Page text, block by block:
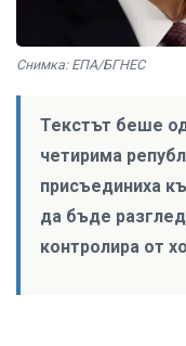
Снимка: ЕПА/БГНЕС
Текстът беше
четирима
присъединиха
да бъде
контролира от